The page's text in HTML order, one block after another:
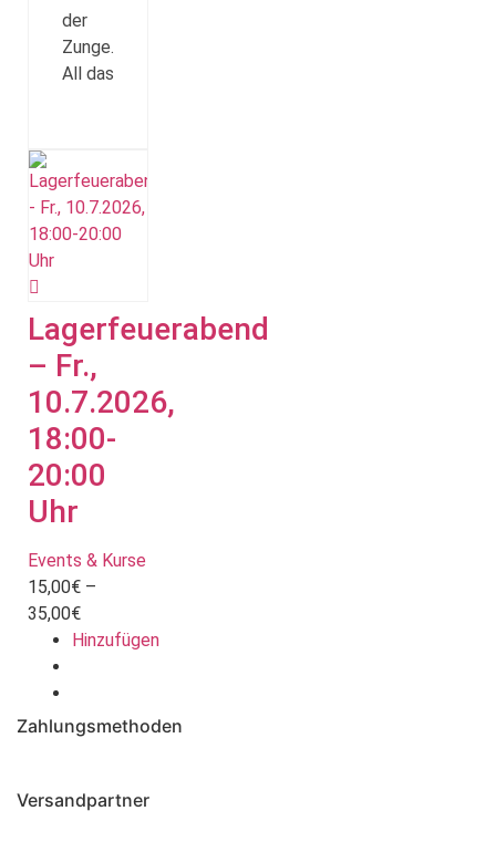
der
Zunge.
All das
Lagerfeuerabend
– Fr.,
10.7.2026,
18:00-
20:00
Uhr
Events & Kurse
15,00€ –
35,00€Preisspanne:
15,00€
Hinzufügen
weist
auf.
Zahlungsmethoden
Versandpartner